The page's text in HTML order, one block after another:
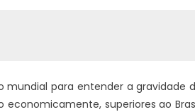
para entender a gravidade
superiores ao